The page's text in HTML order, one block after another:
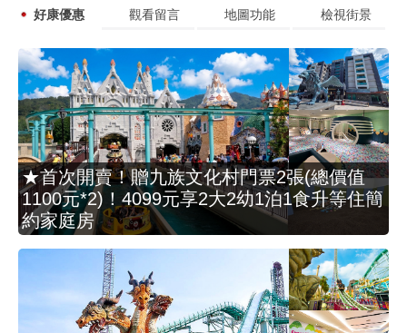
好康優惠 觀看留言 地圖功能 檢視街景
★首次開賣！贈九族文化村門票2張(總價值
1100元*2)！4099元享2大2幼1泊1食升等住簡
約家庭房